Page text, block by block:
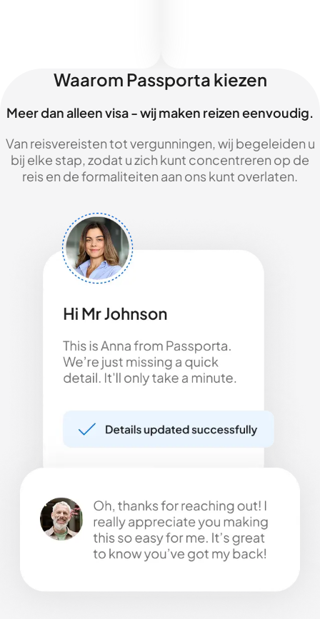
Waarom Passporta kiezen
Meer dan alleen visa - wij maken reizen eenvoudig.
Van reisvereisten tot vergunningen, wij begeleiden u
bij elke stap, zodat u zich kunt concentreren op de
reis en de formaliteiten aan ons kunt overlaten.